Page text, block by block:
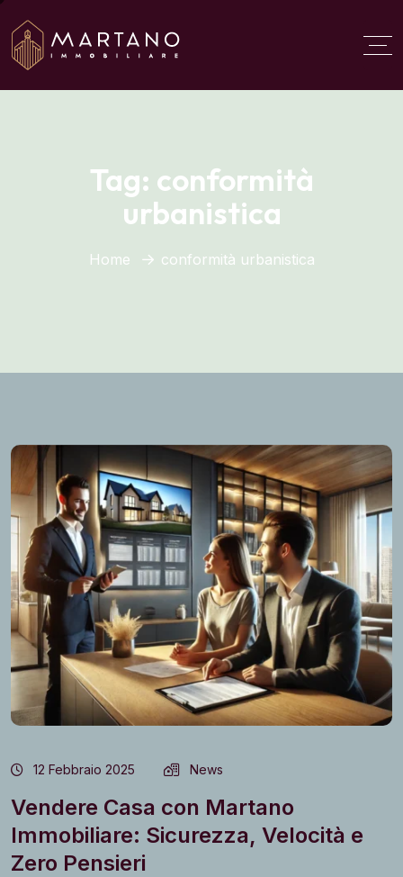
Aggiungi qui il testo del
titolo
Tag: conformità
urbanistica
Home conformità urbanistica
12 Febbraio 2025 News
Vendere Casa con Martano
Immobiliare: Sicurezza, Velocità e
Zero Pensieri